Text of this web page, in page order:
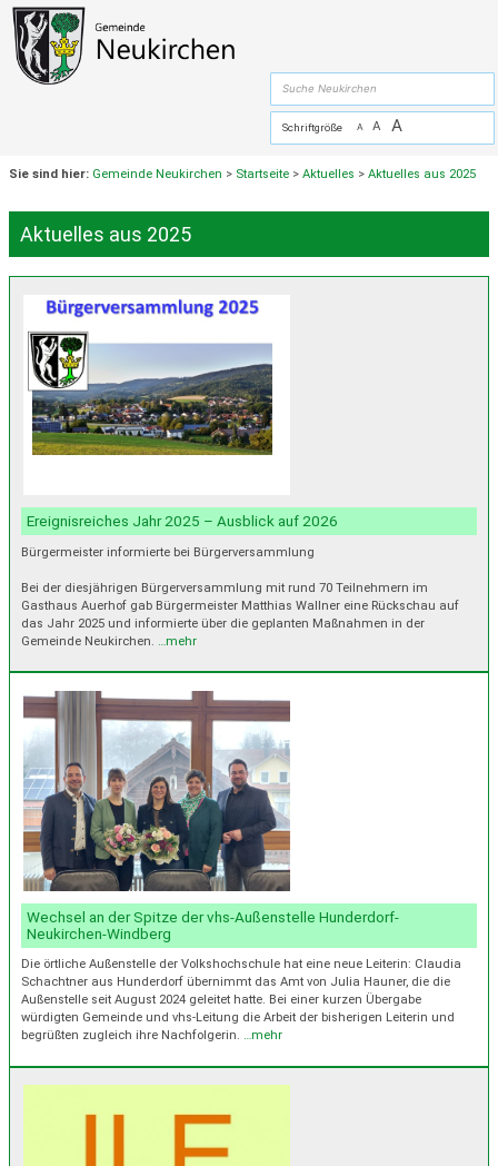
Zum Inhalt,zur Navigation
Schriftgröße A A A
Sie sind hier: Gemeinde Neukirchen > Startseite >Aktuelles >Aktuelles aus 2025
Aktuelles aus 2025
Ereignisreiches Jahr 2025 – Ausblick auf 2026
Bürgermeister informierte bei Bürgerversammlung
Bei der diesjährigen Bürgerversammlung mit rund 70 Teilnehmern im
Gasthaus Auerhof gab Bürgermeister Matthias Wallner eine Rückschau auf
das Jahr 2025 und informierte über die geplanten Maßnahmen in der
Gemeinde Neukirchen.
…mehr
Wechsel an der Spitze der vhs-Außenstelle Hunderdorf-
Neukirchen-Windberg
Die örtliche Außenstelle der Volkshochschule hat eine neue Leiterin: Claudia
Schachtner aus Hunderdorf übernimmt das Amt von Julia Hauner, die die
Außenstelle seit August 2024 geleitet hatte. Bei einer kurzen Übergabe
würdigten Gemeinde und vhs-Leitung die Arbeit der bisherigen Leiterin und
begrüßten zugleich ihre Nachfolgerin. …mehr